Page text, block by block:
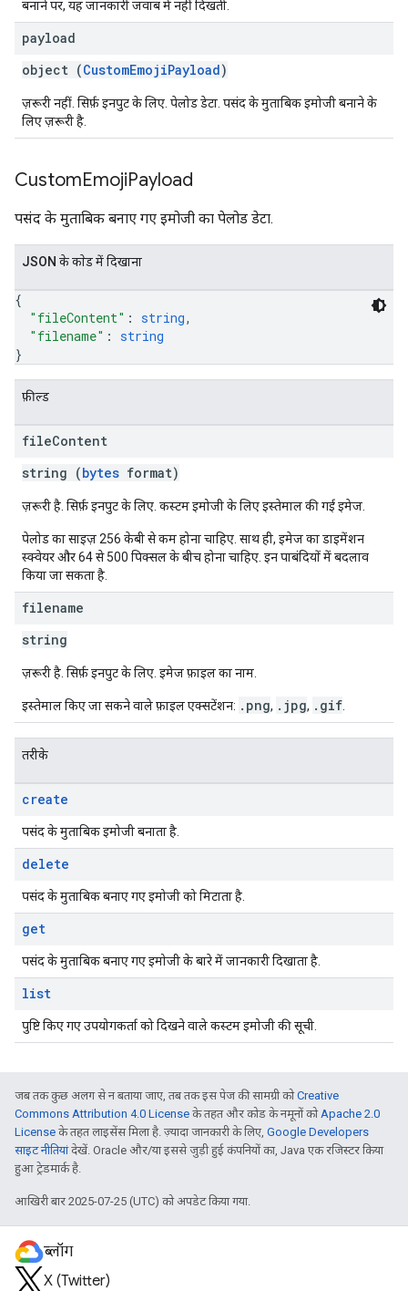
बनाने पर, यह जानकारी जवाब में नहीं दिखती.
payload
object (CustomEmojiPayload)
ज़रूरी नहीं. सिर्फ़ इनपुट के लिए. पेलोड डेटा. पसंद के मुताबिक इमोजी बनाने के
लिए ज़रूरी है.
CustomEmojiPayload
पसंद के मुताबिक बनाए गए इमोजी का पेलोड डेटा.
JSON के काेड में दिखाना
{
"fileContent" : string,
"filename" : string
}
फ़ील्ड
fileContent
string (bytes format)
ज़रूरी है. सिर्फ़ इनपुट के लिए. कस्टम इमोजी के लिए इस्तेमाल की गई इमेज.
पेलोड का साइज़ 256 केबी से कम होना चाहिए. साथ ही, इमेज का डाइमेंशन
स्क्वेयर और 64 से 500 पिक्सल के बीच होना चाहिए. इन पाबंदियों में बदलाव
किया जा सकता है.
filename
string
ज़रूरी है. सिर्फ़ इनपुट के लिए. इमेज फ़ाइल का नाम.
इस्तेमाल किए जा सकने वाले फ़ाइल एक्सटेंशन: .png, .jpg, .gif
तरीके
create
पसंद के मुताबिक इमोजी बनाता है.
delete
पसंद के मुताबिक बनाए गए इमोजी को मिटाता है.
get
पसंद के मुताबिक बनाए गए इमोजी के बारे में जानकारी दिखाता है.
list
पुष्टि किए गए उपयोगकर्ता को दिखने वाले कस्टम इमोजी की सूची.
जब तक कुछ अलग से न बताया जाए, तब तक इस पेज की सामग्री कोCreative
Commons Attribution 4.0 License के तहत और कोड के नमूनों कोApache 2.0
License के तहत लाइसेंस मिला है. ज़्यादा जानकारी के लिए, Google Developers
साइट नीतियांदेखें. Oracle और/या इससे जुड़ी हुई कंपनियों का, Java एक रजिस्टर किया
हुआ ट्रेडमार्क है.
आखिरी बार 2025-07-25 (UTC) को अपडेट किया गया.
ब्लॉग
X (Twitter)